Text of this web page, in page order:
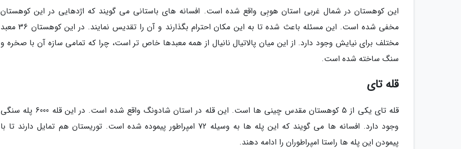
این کوهستان در شمال غربی استان هوبِی واقع شده است. افسانه های باستانی می گویند که اژدهایی در این کوهستان
مخفی شده است. این مسئله باعث شده تا به این مکان احترام بگذارند و آن را تقدیس نمایند. در این کوهستان 36 معبد
مختلف برای نیایش وجود دارد. از این میان پالاتیال نانیال از همه معبدها خاص تر است، چرا که تمامی سازه آن با صخره و
سنگ ساخته شده است.
قله تای
قله تای یکی از 5 کوهستان مقدس چینی ها است. این قله در استان شادونگ واقع شده است. در این قله 6000 پله سنگی
وجود دارد. افسانه ها می گویند که این پله ها به وسیله 72 امپراطور پیموده شده است. توریستان هم تمایل دارند تا با
پیمودن این پله ها راستا امپراطوران را ادامه دهند.